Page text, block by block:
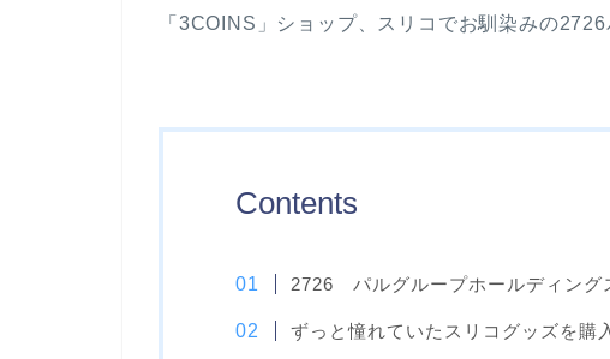
「3COINS」ショップ、スリコでお馴染みの
Contents
2726 パルグループホールディング
ずっと憧れていたスリコグッズを購